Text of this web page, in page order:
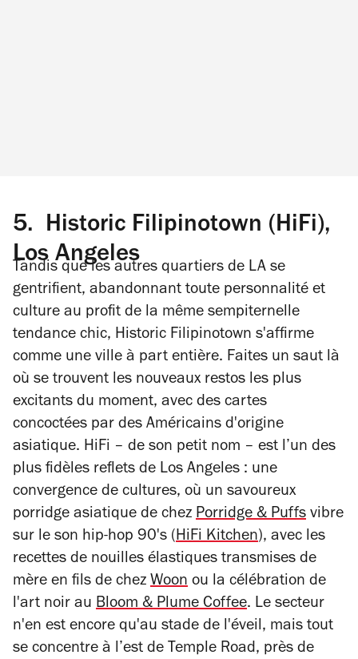
5. Historic Filipinotown (HiFi),
Los Angeles
Tandis que les autres quartiers de LA se
gentrifient, abandonnant toute personnalité et
culture au profit de la même sempiternelle
tendance chic, Historic Filipinotown s'affirme
comme une ville à part entière. Faites un saut là
où se trouvent les nouveaux restos les plus
excitants du moment, avec des cartes
concoctées par des Américains d'origine
asiatique. HiFi – de son petit nom – est l’un des
plus fidèles reflets de Los Angeles : une
convergence de cultures, où un savoureux
porridge asiatique de chez Porridge & Puffs vibre
sur le son hip-hop 90's (HiFi Kitchen), avec les
recettes de nouilles élastiques transmises de
mère en fils de chez Woon ou la célébration de
l'art noir au Bloom & Plume Coffee. Le secteur
n'en est encore qu'au stade de l'éveil, mais tout
se concentre à l’est de Temple Road, près de